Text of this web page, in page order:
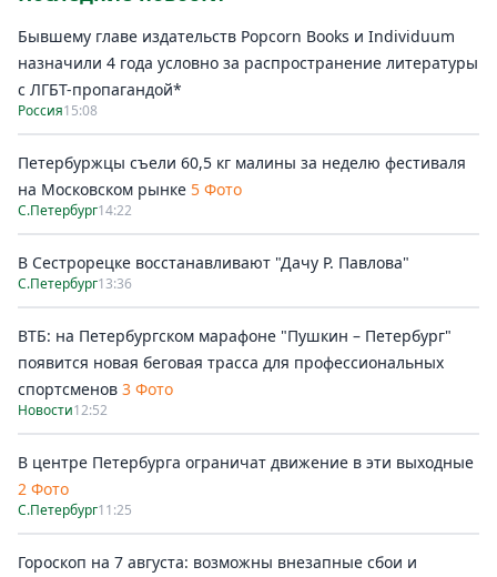
Бывшему главе издательств Popcorn Books и Individuum
назначили 4 года условно за распространение литературы
с ЛГБТ-пропагандой*
Россия15:08
Петербуржцы съели 60,5 кг малины за неделю фестиваля
на Московском рынке 5 Фото
С.Петербург14:22
В Сестрорецке восстанавливают "Дачу Р. Павлова"
С.Петербург13:36
ВТБ: на Петербургском марафоне "Пушкин – Петербург"
появится новая беговая трасса для профессиональных
спортсменов 3 Фото
Новости12:52
В центре Петербурга ограничат движение в эти выходные
2 Фото
С.Петербург11:25
Гороскоп на 7 августа: возможны внезапные сбои и